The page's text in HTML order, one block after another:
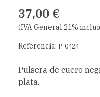
37,00 €
(IVA General 21%
Referencia: P-0424
Pulsera de cuero
plata.